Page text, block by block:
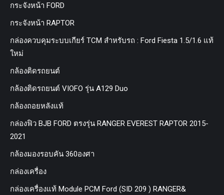
กระจังหน้า FORD
กระจังหน้า RAPTOR
กล่องควบคุมระบบเกียร์ TCM สำหรับรถ : Ford Fiesta 1.5/1.6 แท้
ใหม่
กล้องติดรถยนต์
กล้องติดรถยนต์ VIOFO รุ่น A129 Duo
กล้องถอยหลังแท้
กล่องฟิว BJB FORD ตรงรุ่น RANGER EVEREST RAPTOR 2015-
2021
กล้องมองรอบคัน 360องศา
กล่องเครื่อง
กล่องเครื่องแท้ Module PCM Ford (SID 209 ) RANGER&